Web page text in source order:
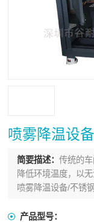
喷雾降温设
简要描述： 传统的
降低环境温度，以无
喷雾降温设备/不锈
产品型号：